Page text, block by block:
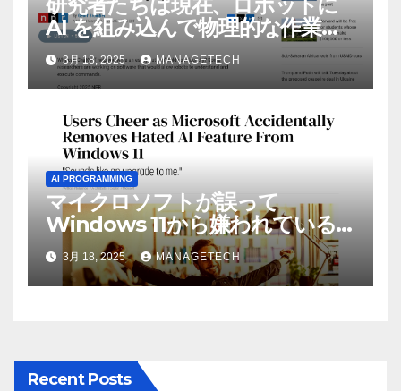
研究者たちは現在、ロボットに
AI を組み込んで物理的な作業を
実行させている | ノーザン パブ
リック ラジオ: WNIJ および
WNIU
3月 18, 2025 MANAGETECH
AI PROGRAMMING
マイクロソフトが誤って
Windows 11から嫌われている
AI機能を削除したことにユーザ
ーが歓喜
3月 18, 2025 MANAGETECH
Recent Posts